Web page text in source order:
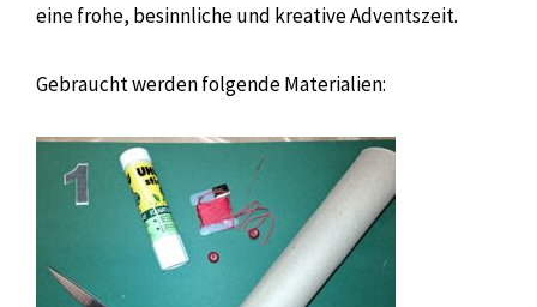
eine frohe, besinnliche und kreative Adventszeit.
Gebraucht werden folgende Materialien: